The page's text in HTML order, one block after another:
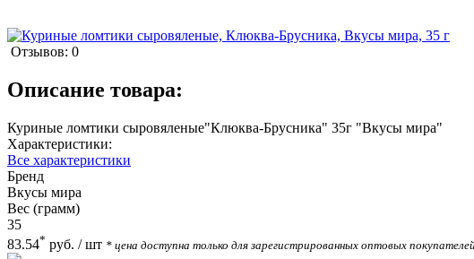
Отзывов: 0
Описание товара:
Куриные ломтики сыровяленые"Клюква-Брусника" 35г "Вкусы мира"
Характеристики:
Все характеристики
Бренд
Вкусы мира
Вес (грамм)
35
83.54* руб. / шт * цена доступна только для зарегистрированных оптовых